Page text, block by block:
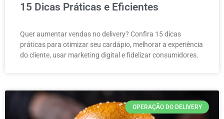
15 Dicas Práticas e Eficientes
Quer aumentar vendas no delivery? Confira 15 dicas
práticas para otimizar seu cardápio, melhorar a experiência
do cliente, usar marketing digital e fidelizar consumidores.
OPERAÇÃO DO DELIVERY